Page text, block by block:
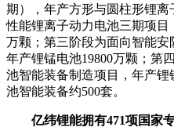
期），年产方形与圆柱形锂离
性能锂离子动力电池三期项目
万颗；第三阶段为面向智能安
年产锂锰电池19800万颗；第
池智能装备制造项目，年产
池智能装备约500套。
亿纬锂能拥有471项国家